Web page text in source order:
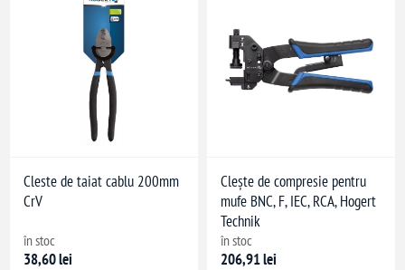
Cleste de taiat cablu 200mm
CrV
în stoc
38,60 lei
Clește de compresie pentru
mufe BNC, F, IEC, RCA, Hogert
Technik
în stoc
206,91 lei